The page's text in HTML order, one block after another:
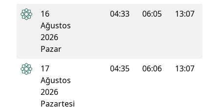
16
Ağustos
2026
Pazar
04:33 06:05 13:07
17
Ağustos
2026
Pazartesi
04:35 06:06 13:07